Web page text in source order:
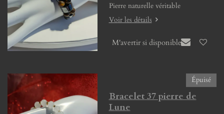
Pierre naturelle véritable
Voir les détails
M'avertir si disponible
Épuisé
Bracelet 37 pierre de
Lune